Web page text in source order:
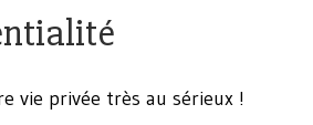
vie privée très au sérieux !